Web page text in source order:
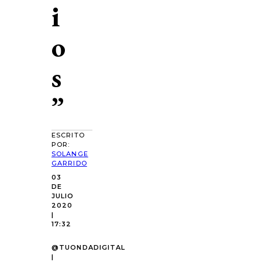
i
o
s
”
ESCRITO
POR:
SOLANGE
GARRIDO
03
DE
JULIO
2020
|
17:32
@TUONDADIGITAL
|